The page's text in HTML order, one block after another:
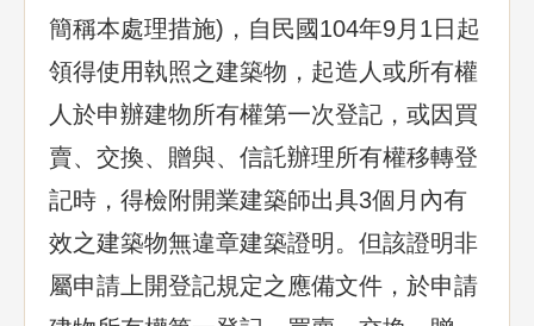
簡稱本處理措施)，自民國104年9月1日起
領得使用執照之建築物，起造人或所有權
人於申辦建物所有權第一次登記，或因買
賣、交換、贈與、信託辦理所有權移轉登
記時，得檢附開業建築師出具3個月內有
效之建築物無違章建築證明。但該證明非
屬申請上開登記規定之應備文件，於申請